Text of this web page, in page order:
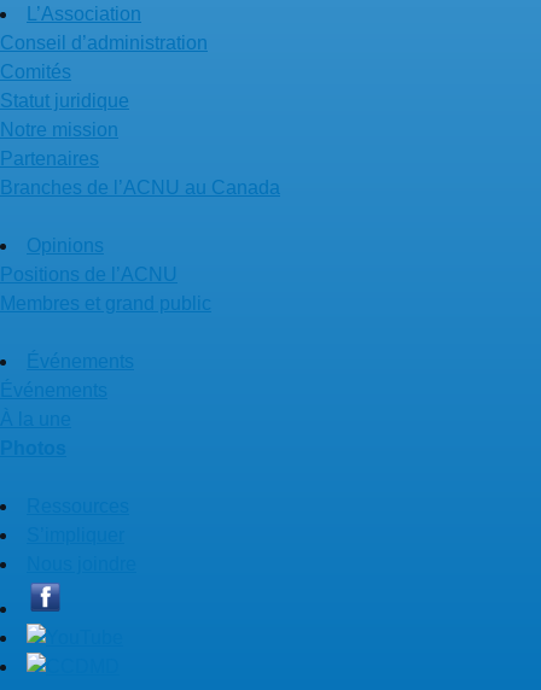
L’Association
Conseil d’administration
Comités
Statut juridique
Notre mission
Partenaires
Branches de l’ACNU au Canada
Opinions
Positions de l’ACNU
Membres et grand public
Événements
Événements